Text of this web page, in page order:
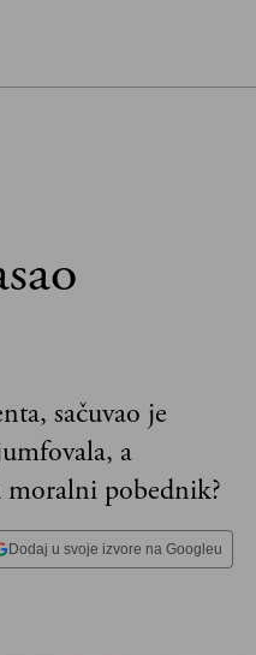
sačuvao je
a
moralni pobednik?
Dodaj u svoje izvore na Googleu